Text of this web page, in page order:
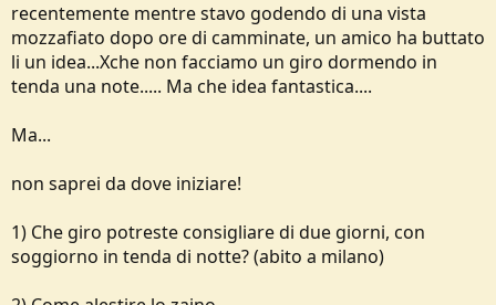
s
s
i
o
n
recentemente mentre stavo godendo di una vista
mozzafiato dopo ore di camminate, un amico ha buttato
li un idea...Xche non facciamo un giro dormendo in
tenda una note..... Ma che idea fantastica....
Ma...
non saprei da dove iniziare!
1) Che giro potreste consigliare di due giorni, con
soggiorno in tenda di notte? (abito a milano)